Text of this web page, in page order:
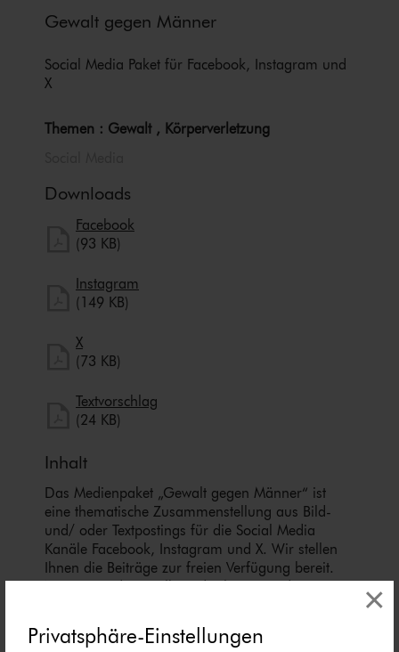
Privatsphäre-Einstellungen
×
Gewalt gegen Männer
Social Media Paket für Facebook, Instagram und
X
Themen : Gewalt , Kör­per­ver­let­zung
Downloads
Facebook herunterladen
Facebook
(93 KB)
Instagram herunterladen
Instagram
(149 KB)
X herunterladen
Xherunterladen
(73 KB)
Textvorschlag herunterladen
Textvorschlag
(24 KB)
Inhalt
Das Medienpaket „Gewalt gegen Männer“ ist
eine thematische Zu­sam­men­stel­lung aus Bild-
und/ oder Textpostings für die Social Media
Kanäle Facebook, Instagram und X. Wir stellen
Ihnen die Beiträge zur freien Verfügung bereit.
weiter. Wie und ob Sie die Beiträge ver­öf­fent­li­
chen, können Sie individuell entscheiden. Texte